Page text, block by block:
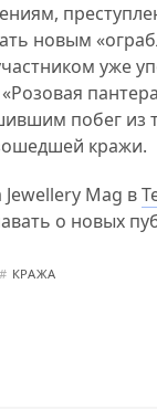
новым
уже
побег из
кражи.
Mag в
о новых
# КРАЖА